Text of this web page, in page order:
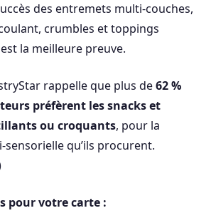
des entremets multi-couches,
crumbles et toppings
la meilleure preuve.
rappelle que plus de62 %
préfèrent les snacks et
ou croquants, pour la
qu’ils procurent.
pour votre carte :